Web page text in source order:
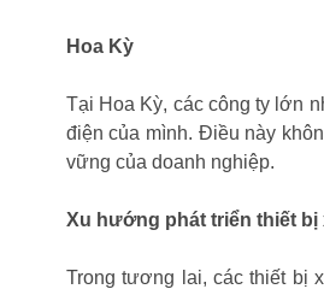
Hoa Kỳ
Tại Hoa Kỳ, các công ty lớn
điện của mình. Điều này
vững của doanh nghiệp.
Xu hướng phát triển thiết
Trong tương lai, các thiết bị